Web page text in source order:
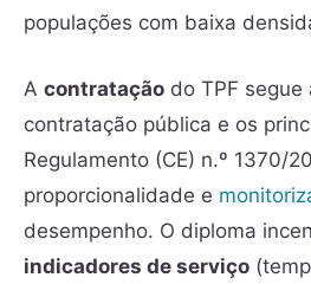
populações com baixa
A contratação do TPF segue
contratação pública e os
Regulamento (CE) n.º 1370/
proporcionalidade e
desempenho. O diploma
indicadores de serviço